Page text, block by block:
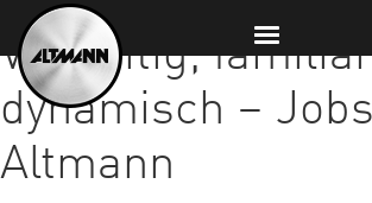
Vielseitig,
dynamisch –
Altmann